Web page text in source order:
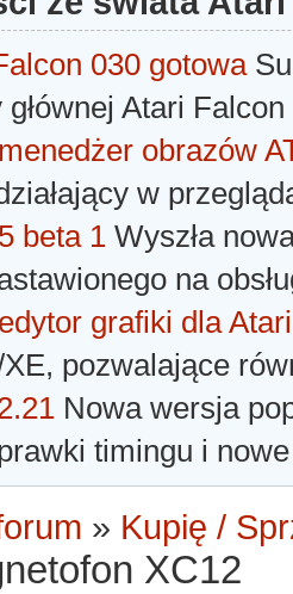
030 gotowa
głównej Atari
obrazów
w
beta 1 Wyszła
na
grafiki dla Atari
pozwalające
Nowa wersja
timingu i
» Kupię /
XC12